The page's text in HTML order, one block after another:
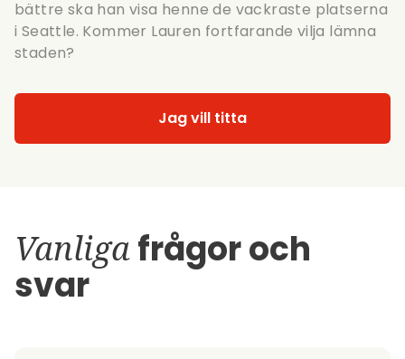
bättre ska han visa henne de vackraste platserna
i Seattle. Kommer Lauren fortfarande vilja lämna
staden?
Jag vill titta
Vanligafrågor och
svar